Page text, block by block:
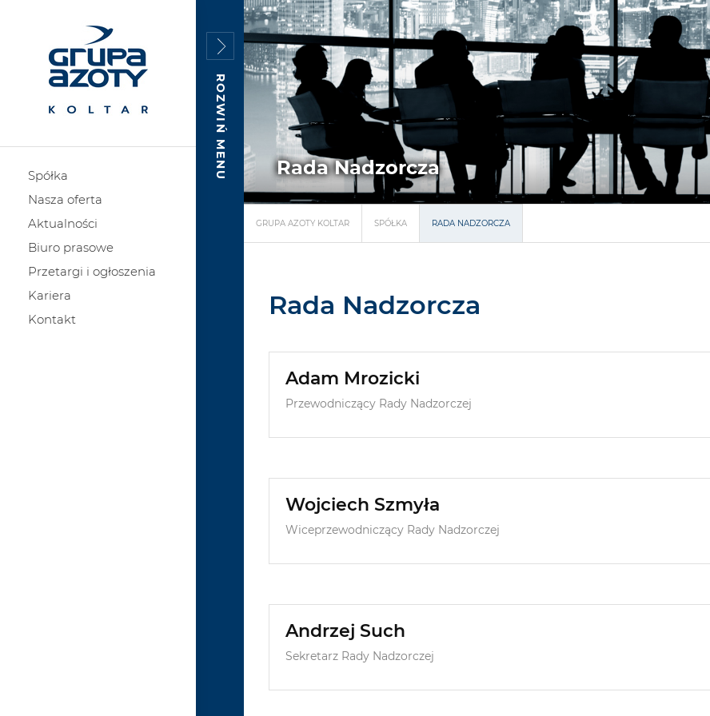
Spółka
Nasza oferta
Aktualności
Biuro prasowe
Przetargi i ogłoszenia
Kariera
Kontakt
ROZWIŃ MENU Rada Nadzorcza
GRUPA AZOTY KOLTAR SPÓŁKA RADA NADZORCZA
Rada Nadzorcza
Adam Mrozicki
Przewodniczący Rady Nadzorczej
Wojciech Szmyła
Wiceprzewodniczący Rady Nadzorczej
Andrzej Such
Sekretarz Rady Nadzorczej